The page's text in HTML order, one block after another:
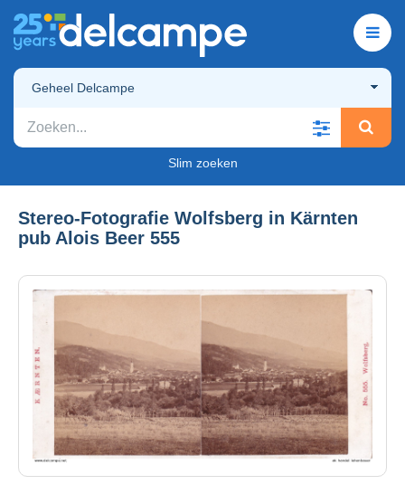
Geheel Delcampe
Slim zoeken
Stereo-Fotografie Wolfsberg in Kärnten
pub Alois Beer 555